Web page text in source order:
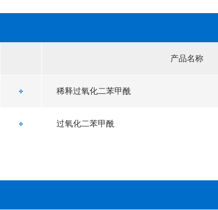
产品名称
稀释过氧化二苯甲酰
过氧化二苯甲酰